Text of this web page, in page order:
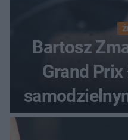
Bartosz
Grand